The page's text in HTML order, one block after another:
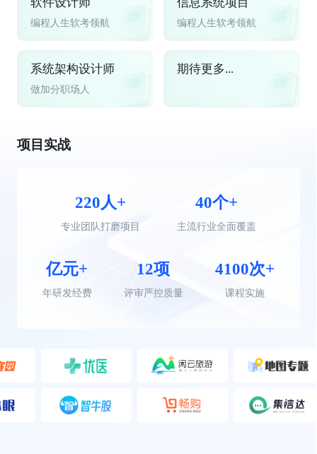
编程人生软考领航 编程人生软考领航
系统架构设计师
做加分职场人
期待更多...
项目实战
220人+
专业团队打磨项目
40个+
主流行业全面覆盖
亿元+
年研发经费
12项
评审严控质量
4100次+
课程实施